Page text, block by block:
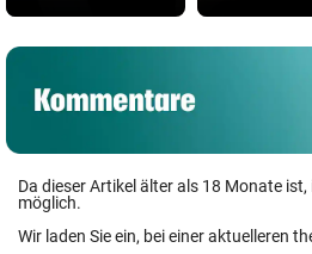
Da dieser Artikel älter als 18 Monate
möglich.
Wir laden Sie ein, bei einer aktuelleren